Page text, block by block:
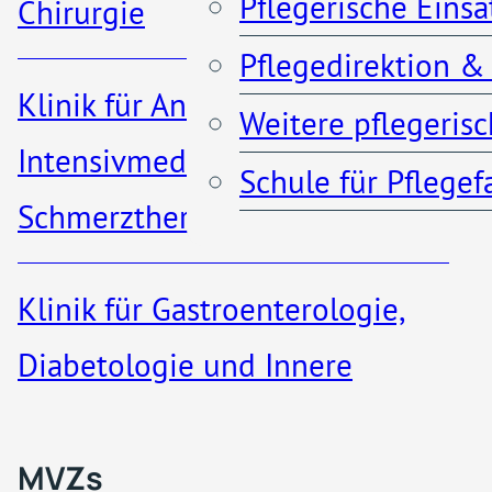
Anfahrt & Parken
Kontakt
Chirurgie
Klinik für Anästhesiologie,
Intensivmedizin und
Schmerztherapie
Klinik für Gastroenterologie,
Diabetologie und Innere
Pflegedirektion
Weitere
Schule für
MVZs & ambulante
MVZs
und kontinuierliche
Unterstützung bietet.
StartseiteDialysezentrum